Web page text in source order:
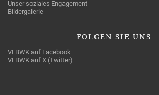
Unser soziales Engagement
Bildergalerie
FOLGEN SIE UNS
VEBWK auf Facebook
VEBWK auf X (Twitter)